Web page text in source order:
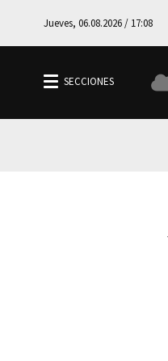
Jueves, 06.08.2026 / 17:08